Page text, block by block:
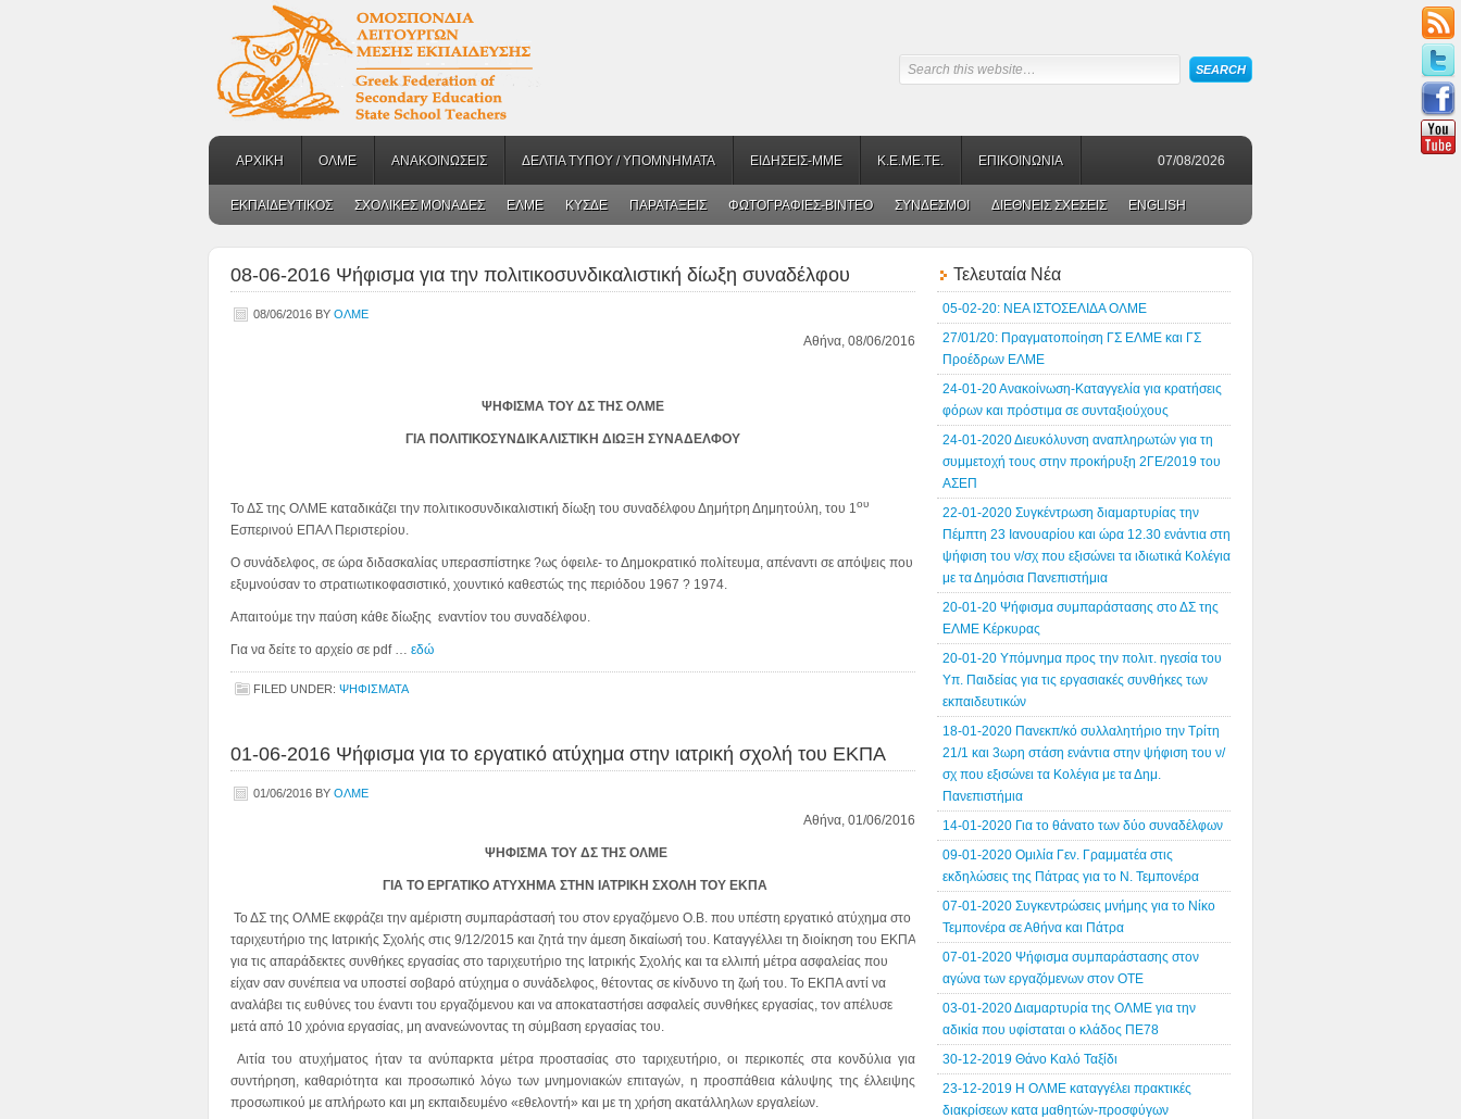
ΑΡΧΙΚΗ ΟΛΜΕ ΑΝΑΚΟΙΝΩΣΕΙΣ ΔΕΛΤΙΑ ΤΥΠΟΥ / ΥΠΟΜΝΗΜΑΤΑ ΕΙΔΗΣΕΙΣ-ΜΜΕ Κ.Ε.ΜΕ.ΤΕ. ΕΠΙΚΟΙΝΩΝΙΑ 07/08/2026
ΕΚΠΑΙΔΕΥΤΙΚΟΣ ΣΧΟΛΙΚΕΣ ΜΟΝΑΔΕΣ ΕΛΜΕ ΚΥΣΔΕ ΠΑΡΑΤΑΞΕΙΣ ΦΩΤΟΓΡΑΦΙΕΣ-BINTEO ΣΥΝΔΕΣΜΟΙ ΔΙΕΘΝΕΙΣ ΣΧΕΣΕΙΣ ENGLISH
08-06-2016 Ψήφισμα για την πολιτικοσυνδικαλιστική δίωξη συναδέλφου
08/06/2016 BY ΟΛΜΕ
Αθήνα, 08/06/2016
ΨΗΦΙΣΜΑ ΤΟΥ ΔΣ ΤΗΣ ΟΛΜΕ
ΓΙΑ ΠΟΛΙΤΙΚΟΣΥΝΔΙΚΑΛΙΣΤΙΚΗ ΔΙΩΞΗ ΣΥΝΑΔΕΛΦΟΥ
Το ΔΣ της ΟΛΜΕ καταδικάζει την πολιτικοσυνδικαλιστική δίωξη του συναδέλφου Δημήτρη Δημητούλη, του 1ου
Εσπερινού ΕΠΑΛ Περιστερίου.
Ο συνάδελφος, σε ώρα διδασκαλίας υπερασπίστηκε ?ως όφειλε- το Δημοκρατικό πολίτευμα, απέναντι σε απόψεις που
εξυμνούσαν το στρατιωτικοφασιστικό, χουντικό καθεστώς της περιόδου 1967 ? 1974.
Απαιτούμε την παύση κάθε δίωξης εναντίον του συναδέλφου.
Για να δείτε το αρχείο σε pdf … εδώ
FILED UNDER: ΨΗΦΙΣΜΑΤΑ
01-06-2016 Ψήφισμα για το εργατικό ατύχημα στην ιατρική σχολή του ΕΚΠΑ
01/06/2016 BY ΟΛΜΕ
Αθήνα, 01/06/2016
ΨΗΦΙΣΜΑ ΤΟΥ ΔΣ ΤΗΣ ΟΛΜΕ
ΓΙΑ ΤΟ ΕΡΓΑΤΙΚΟ ΑΤΥΧΗΜΑ ΣΤΗΝ ΙΑΤΡΙΚΗ ΣΧΟΛΗ ΤΟΥ ΕΚΠΑ
Το ΔΣ της ΟΛΜΕ εκφράζει την αμέριστη συμπαράστασή του στον εργαζόμενο Ο.Β. που υπέστη εργατικό ατύχημα στο
ταριχευτήριο της Ιατρικής Σχολής στις 9/12/2015 και ζητά την άμεση δικαίωσή του. Καταγγέλλει τη διοίκηση του ΕΚΠΑ
για τις απαράδεκτες συνθήκες εργασίας στο ταριχευτήριο της Ιατρικής Σχολής και τα ελλιπή μέτρα ασφαλείας που
είχαν σαν συνέπεια να υποστεί σοβαρό ατύχημα ο συνάδελφος, θέτοντας σε κίνδυνο τη ζωή του. Το ΕΚΠΑ αντί να
αναλάβει τις ευθύνες του έναντι του εργαζόμενου και να αποκαταστήσει ασφαλείς συνθήκες εργασίας, τον απέλυσε
μετά από 10 χρόνια εργασίας, μη ανανεώνοντας τη σύμβαση εργασίας του.
Αιτία του ατυχήματος ήταν τα ανύπαρκτα μέτρα προστασίας στο ταριχευτήριο, οι περικοπές στα κονδύλια για
συντήρηση, καθαριότητα και προσωπικό λόγω των μνημονιακών επιταγών, η προσπάθεια κάλυψης της έλλειψης
προσωπικού με απλήρωτο και μη εκπαιδευμένο «εθελοντή» και με τη χρήση ακατάλληλων εργαλείων.
Τελευταία Νέα
05-02-20: ΝΕΑ ΙΣΤΟΣΕΛΙΔΑ ΟΛΜΕ
27/01/20: Πραγματοποίηση ΓΣ ΕΛΜΕ και ΓΣ
Προέδρων ΕΛΜΕ
24-01-20 Ανακοίνωση-Καταγγελία για κρατήσεις
φόρων και πρόστιμα σε συνταξιούχους
24-01-2020 Διευκόλυνση αναπληρωτών για τη
συμμετοχή τους στην προκήρυξη 2ΓΕ/2019 του
ΑΣΕΠ
22-01-2020 Συγκέντρωση διαμαρτυρίας την
Πέμπτη 23 Ιανουαρίου και ώρα 12.30 ενάντια στη
ψήφιση του ν/σχ που εξισώνει τα ιδιωτικά Κολέγια
με τα Δημόσια Πανεπιστήμια
20-01-20 Ψήφισμα συμπαράστασης στο ΔΣ της
ΕΛΜΕ Κέρκυρας
20-01-20 Υπόμνημα προς την πολιτ. ηγεσία του
Υπ. Παιδείας για τις εργασιακές συνθήκες των
εκπαιδευτικών
18-01-2020 Πανεκπ/κό συλλαλητήριο την Τρίτη
21/1 και 3ωρη στάση ενάντια στην ψήφιση του ν/
σχ που εξισώνει τα Κολέγια με τα Δημ.
Πανεπιστήμια
14-01-2020 Για το θάνατο των δύο συναδέλφων
09-01-2020 Ομιλία Γεν. Γραμματέα στις
εκδηλώσεις της Πάτρας για το Ν. Τεμπονέρα
07-01-2020 Συγκεντρώσεις μνήμης για το Νίκο
Τεμπονέρα σε Αθήνα και Πάτρα
07-01-2020 Ψήφισμα συμπαράστασης στον
αγώνα των εργαζόμενων στον ΟΤΕ
03-01-2020 Διαμαρτυρία της ΟΛΜΕ για την
αδικία που υφίσταται ο κλάδος ΠΕ78
30-12-2019 Θάνο Καλό Ταξίδι
23-12-2019 Η ΟΛΜΕ καταγγέλει πρακτικές
διακρίσεων κατα μαθητών-προσφύγων